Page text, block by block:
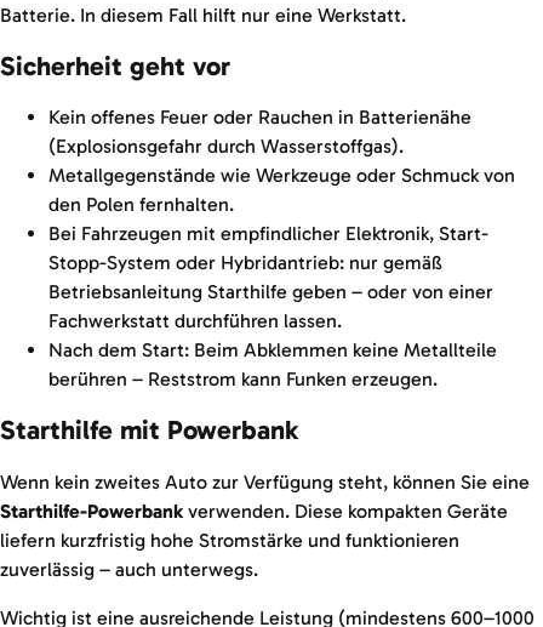
Batterie. In diesem Fall hilft nur eine Werkstatt.
Sicherheit geht vor
Kein offenes Feuer oder Rauchen in Batterienähe
(Explosionsgefahr durch Wasserstoffgas).
Metallgegenstände wie Werkzeuge oder Schmuck von
den Polen fernhalten.
Bei Fahrzeugen mit empfindlicher Elektronik, Start-
Stopp-System oder Hybridantrieb: nur gemäß
Betriebsanleitung Starthilfe geben – oder von einer
Fachwerkstatt durchführen lassen.
Nach dem Start: Beim Abklemmen keine Metallteile
berühren – Reststrom kann Funken erzeugen.
Starthilfe mit Powerbank
Wenn kein zweites Auto zur Verfügung steht, können Sie eine
Starthilfe-Powerbank verwenden. Diese kompakten Geräte
liefern kurzfristig hohe Stromstärke und funktionieren
zuverlässig – auch unterwegs.
Wichtig ist eine ausreichende Leistung (mindestens 600–1000